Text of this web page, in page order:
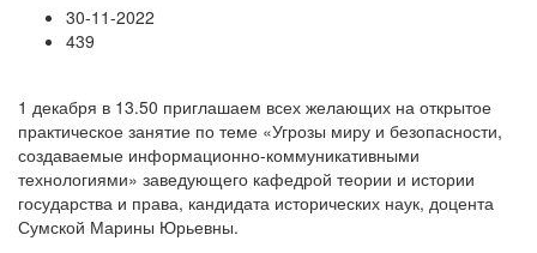
30-11-2022
439
1 декабря в 13.50 приглашаем всех желающих на открытое
практическое занятие по теме «Угрозы миру и безопасности,
создаваемые информационно-коммуникативными
технологиями» заведующего кафедрой теории и истории
государства и права, кандидата исторических наук, доцента
Сумской Марины Юрьевны.